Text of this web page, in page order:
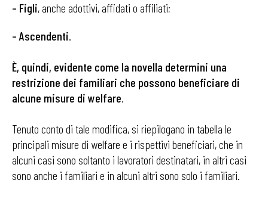
– Figli, anche adottivi, affidati o affiliati;
– Ascendenti.
È, quindi, evidente come la novella determini una
restrizione dei familiari che possono beneficiare di
alcune misure di welfare.
Tenuto conto di tale modifica, si riepilogano in tabella le
principali misure di welfare e i rispettivi beneficiari, che in
alcuni casi sono soltanto i lavoratori destinatari, in altri casi
sono anche i familiari e in alcuni altri sono solo i familiari.